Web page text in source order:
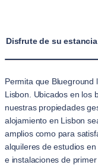
Disfrute de su
Permita que Blueground
Lisbon. Ubicados en los
nuestras propiedades
alojamiento en Lisbon
amplios como para
alquileres de estudios
e instalaciones de